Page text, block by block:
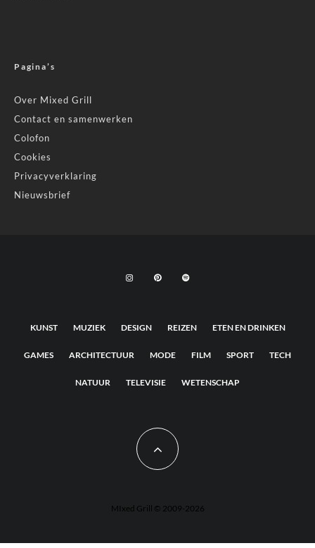
Pagina’s
Over Mixed Grill
Contact en samenwerken
Colofon
Cookies
Privacyverklaring
Nieuwsbrief
KUNST MUZIEK DESIGN REIZEN ETEN EN DRINKEN
GAMES ARCHITECTUUR MODE FILM SPORT TECH
NATUUR TELEVISIE WETENSCHAP
MIxed Grill © 2009-2026